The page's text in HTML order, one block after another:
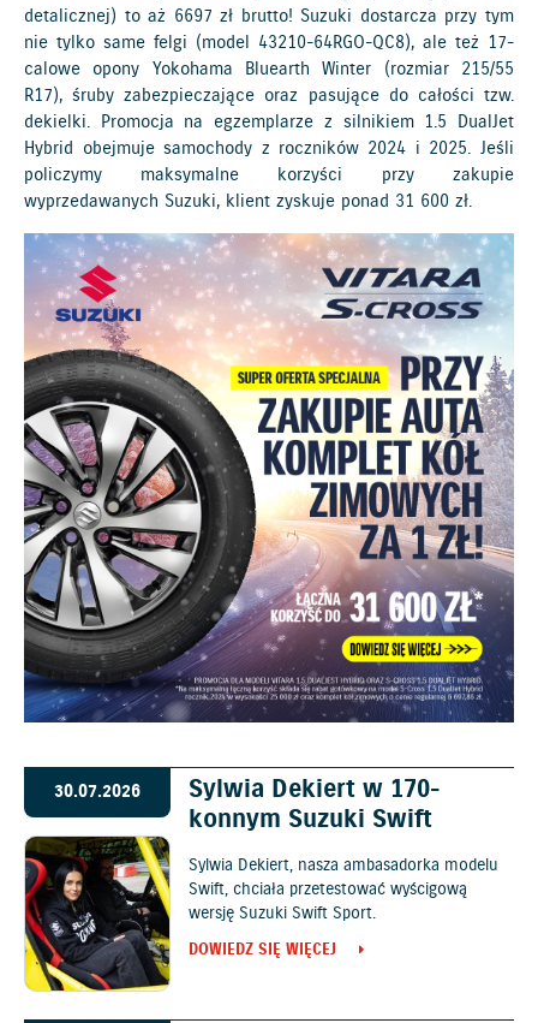
detalicznej) to aż 6697 zł brutto! Suzuki dostarcza przy tym
nie tylko same felgi (model 43210-64RGO-QC8), ale też 17-
calowe opony Yokohama Bluearth Winter (rozmiar 215/55
R17), śruby zabezpieczające oraz pasujące do całości tzw.
dekielki. Promocja na egzemplarze z silnikiem 1.5 DualJet
Hybrid obejmuje samochody z roczników 2024 i 2025. Jeśli
policzymy maksymalne korzyści przy zakupie
wyprzedawanych Suzuki, klient zyskuje ponad 31 600 zł.
30.07.2026
Sylwia Dekiert w 170-
konnym Suzuki Swift
Sylwia Dekiert, nasza ambasadorka modelu
Swift, chciała przetestować wyścigową
wersję Suzuki Swift Sport.
DOWIEDZ SIĘ WIĘCEJ